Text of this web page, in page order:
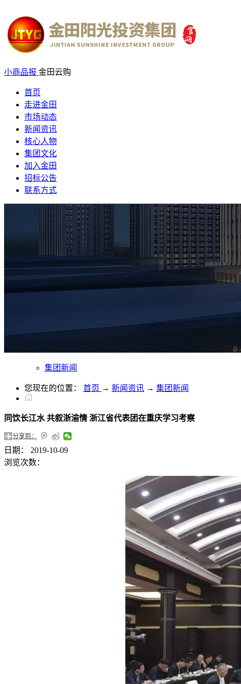
小商品报 金田云购
首页
走进金田
市场动态
新闻资讯
核心人物
集团文化
加入金田
招标公告
联系方式
集团新闻
您现在的位置： 首页 → 新闻资讯 → 集团新闻
同饮长江水 共叙浙渝情 浙江省代表团在重庆学习考察
分享到：
日期：
2019-10-09
浏览次数：